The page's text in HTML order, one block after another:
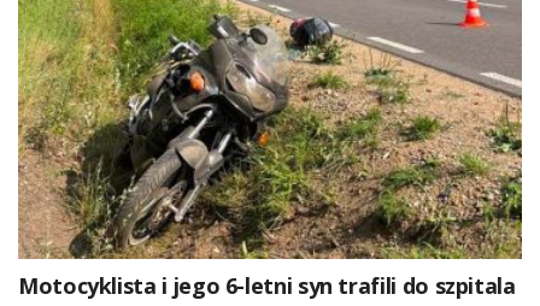
Motocyklista i jego 6-letni syn trafili do szpitala